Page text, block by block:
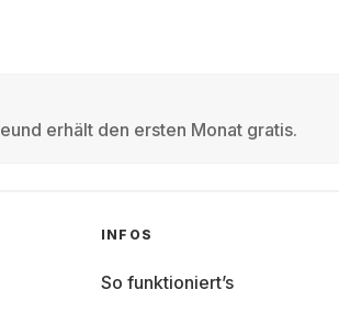
erhält den ersten Monat gratis.
INFOS
So funktioniert’s